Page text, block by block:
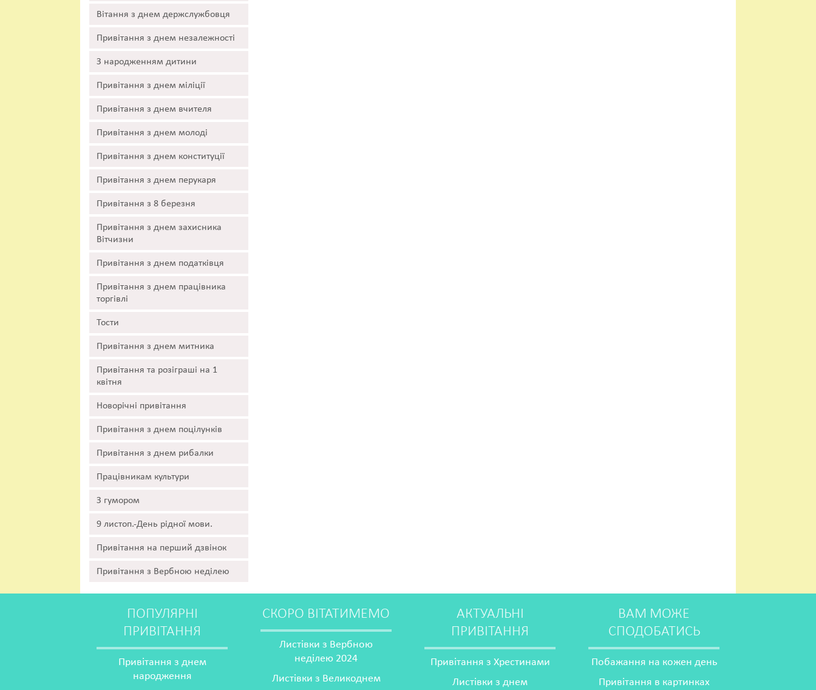
Вітання з днем держслужбовця
Привітання з днем незалежності
З народженням дитини
Привітання з днем міліції
Привітання з днем вчителя
Привітання з днем молоді
Привітання з днем конституції
Привітання з днем перукаря
Привітання з 8 березня
Привітання з днем захисника
Вітчизни
Привітання з днем податківця
Привітання з днем працівника
торгівлі
Тости
Привітання з днем митника
Привітання та розіграші на 1
квітня
Новорічні привітання
Привітання з днем поцілунків
Привітання з днем рибалки
Працівникам культури
З гумором
9 листоп.-День рідної мови.
Привітання на перший дзвінок
Привітання з Вербною неділею
ПОПУЛЯРНІ
ПРИВІТАННЯ
Привітання з днем
народження
СКОРО ВІТАТИМЕМО
Листівки з Вербною
неділею 2024
Листівки з Великоднем
АКТУАЛЬНІ
ПРИВІТАННЯ
Привітання з Хрестинами
Листівки з днем
ВАМ МОЖЕ
СПОДОБАТИСЬ
Побажання на кожен день
Привітання в картинках